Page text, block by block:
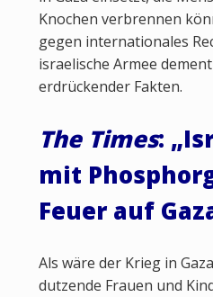
Knochen verbrennen
gegen internationales
israelische Armee
erdrückender Fakten.
The Times:
mit
Feuer auf
Als wäre der Krieg in
dutzende Frauen und